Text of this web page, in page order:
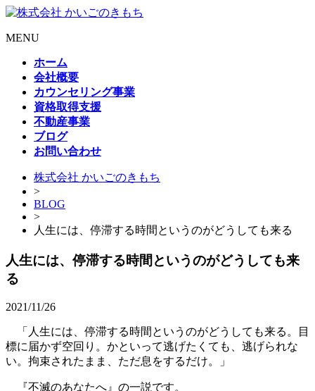
MENU
ホーム
会社概要
カウンセリング事業
資格取得支援
不動産事業
ブログ
お問い合わせ
株式会社 かいごのきもち
>
BLOG
>
人生には、停滞する時間というのがどうしても来る
人生には、停滞する時間というのがどうしても来
る
2021/11/26
「人生には、停滞する時間というのがどうしても来る。目
標に届かず空回り。かといって逃げたくても、逃げられな
い。拘束されたまま、ただ息をするだけ。」
『不滅のあなたへ』の一説です。